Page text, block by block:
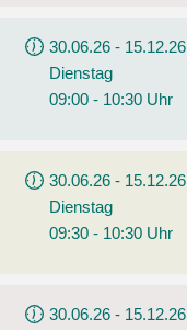
30.06.26 - 15.12.26
Dienstag
09:00 - 10:30 Uhr
30.06.26 - 15.12.26
Dienstag
09:30 - 10:30 Uhr
30.06.26 - 15.12.26